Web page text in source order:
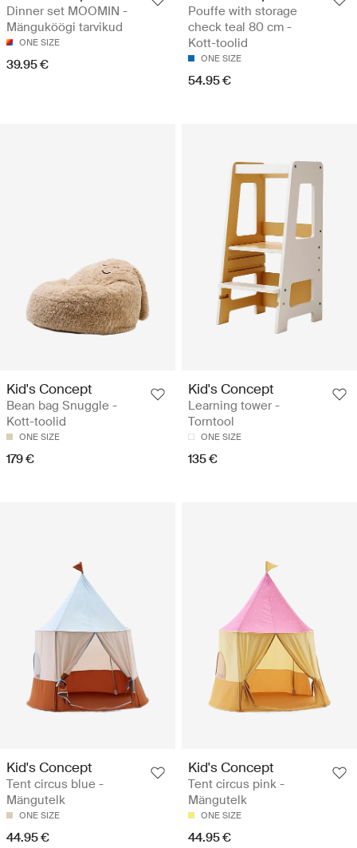
Dinner set MOOMIN -
Mänguköögi tarvikud
ONE SIZE
39.95 €
Pouffe with storage
check teal 80 cm -
Kott-toolid
ONE SIZE
54.95 €
Kid's Concept
Bean bag Snuggle -
Kott-toolid
ONE SIZE
179 €
Kid's Concept
Learning tower -
Torntool
ONE SIZE
135 €
Kid's Concept
Tent circus blue -
Mängutelk
ONE SIZE
44.95 €
Kid's Concept
Tent circus pink -
Mängutelk
ONE SIZE
44.95 €